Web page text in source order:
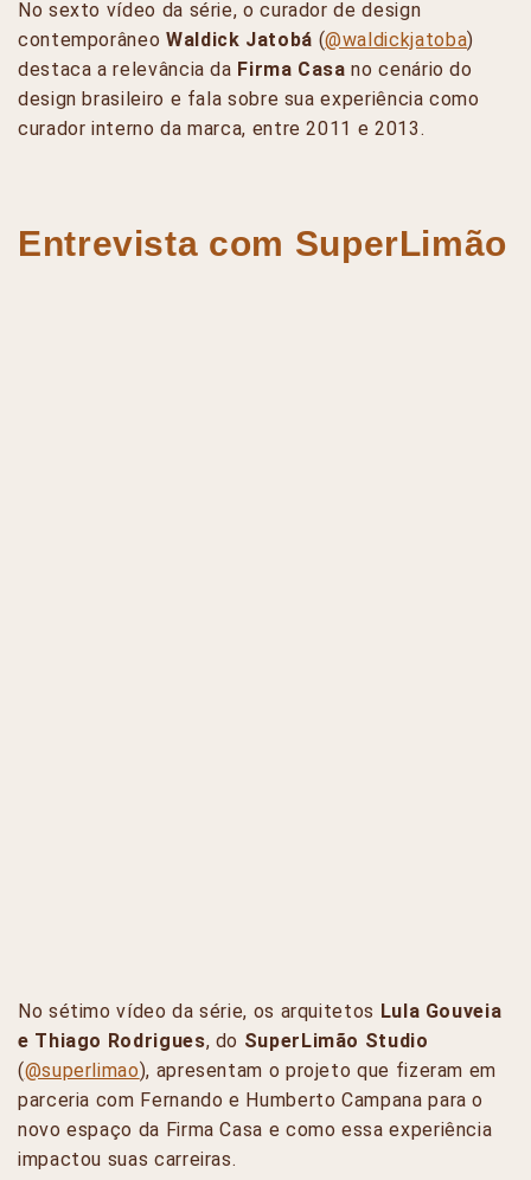
No sexto vídeo da série, o curador de design
contemporâneo Waldick Jatobá (@waldickjatoba)
destaca a relevância da Firma Casa no cenário do
design brasileiro e fala sobre sua experiência como
curador interno da marca, entre 2011 e 2013.
Entrevista com SuperLimão
No sétimo vídeo da série, os arquitetos Lula Gouveia
e Thiago Rodrigues, do SuperLimão Studio
(@superlimao), apresentam o projeto que fizeram em
parceria com Fernando e Humberto Campana para o
novo espaço da Firma Casa e como essa experiência
impactou suas carreiras.